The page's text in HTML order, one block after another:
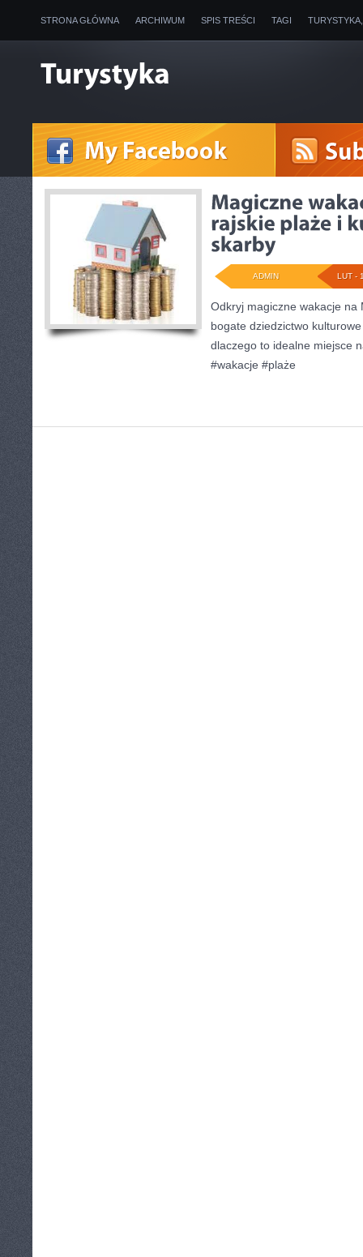
STRONA GŁÓWNA ARCHIWUM SPIS TREŚCI TAGI
LUT -
ADMIN
Odkryj magiczne wakacje na
bogate dziedzictwo
dlaczego to idealne miejsce
#wakacje #plaże